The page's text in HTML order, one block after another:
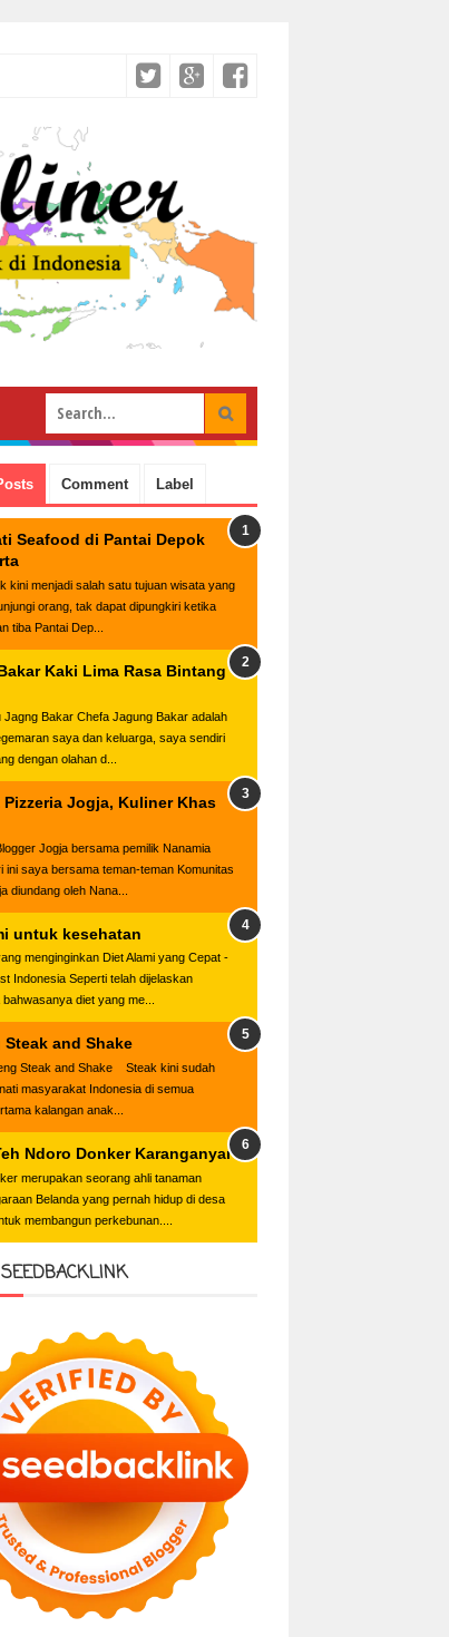
Comment Label
Seafood di Pantai Depok
kini menjadi salah satu tujuan wisata yang
orang, tak dapat dipungkiri ketika
tiba Pantai Dep...
Kaki Lima Rasa Bintang
Jagng Bakar Chefa Jagung Bakar adalah
saya dan keluarga, saya sendiri
dengan olahan d...
Pizzeria Jogja, Kuliner Khas
Jogja bersama pemilik Nanamia
ini saya bersama teman-teman Komunitas
diundang oleh Nana...
untuk kesehatan
menginginkan Diet Alami yang Cepat -
Indonesia Seperti telah dijelaskan
diet yang me...
Steak and Shake
Steak and Shake Steak kini sudah
masyarakat Indonesia di semua
kalangan anak...
Ndoro Donker Karanganyar
merupakan seorang ahli tanaman
Belanda yang pernah hidup di desa
membangun perkebunan....